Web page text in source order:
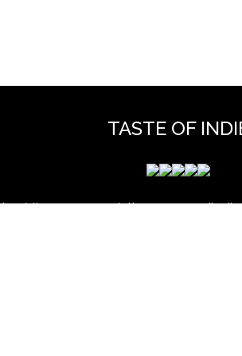
TASTE OF
que vous y jetiez un coup